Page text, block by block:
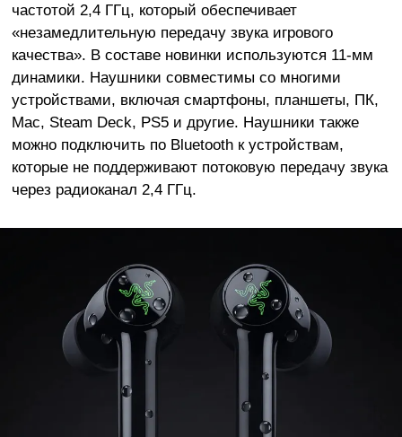
частотой 2,4 ГГц, который обеспечивает
«незамедлительную передачу звука игрового
качества». В составе новинки используются 11-мм
динамики. Наушники совместимы со многими
устройствами, включая смартфоны, планшеты, ПК,
Mac, Steam Deck, PS5 и другие. Наушники также
можно подключить по Bluetooth к устройствам,
которые не поддерживают потоковую передачу звука
через радиоканал 2,4 ГГц.